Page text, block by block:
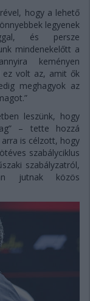
hogy a lehető
legyenek
és persze
mindenekelőtt a
keményen
ez volt az, amit ők
meghagyok az
leszünk, hogy
– tette hozzá
is célzott, hogy
szabályciklus
szabályzatról,
jutnak közös